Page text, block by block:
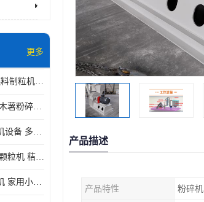
更多
650型秸秆生物质燃料制粒机 豆粨麸皮造粒机 平模木屑颗粒机
多功能秸秆粉碎机 木薯粉碎机 自有工厂
大型木材综合破碎机设备 多功能木屑粉碎机 废料木材粉碎机
环模颗粒机 生物质颗粒机 秸秆木屑制粒机 木糠造粒机
牧草饲料颗粒成型机 家用小型饲料颗粒机 可定制
产品描述
产品特性 粉碎机